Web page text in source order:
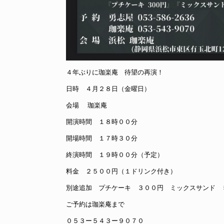
４年ぶりに珈楽庵 待望の再演！
日時 ４月２８日（金曜日）
会場 珈楽庵
開演時間 １８時００分
開場時間 １７時３０分
終演時間 １９時００分（予定）
料金 ２５００円（１ドリンク付き）
別途追加 プチケーキ ３００円 ミックスサンド
ご予約は珈楽庵まで
０５３ー５４３ー９０７０